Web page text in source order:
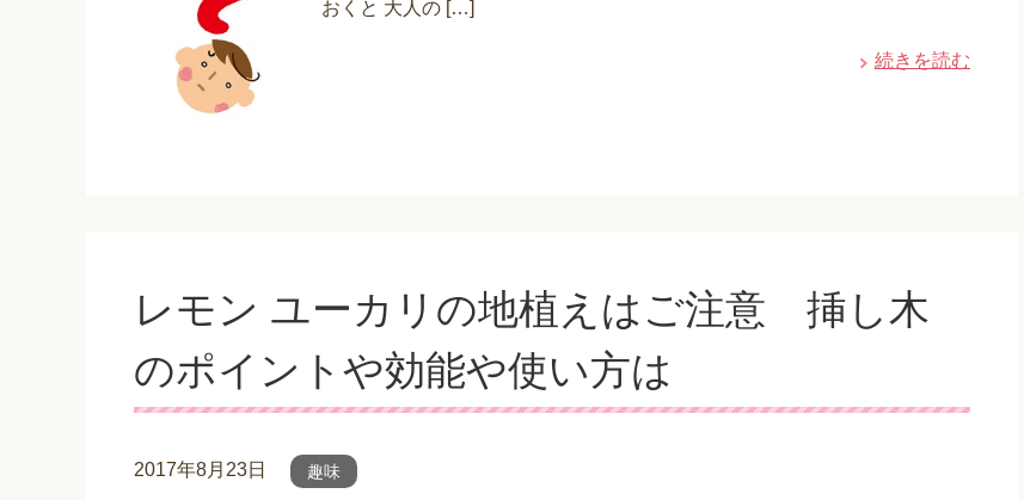
おくと 大人の […]
続きを読む
レモン ユーカリの地植えはご注意 挿し木
のポイントや効能や使い方は
2017年8月23日 趣味